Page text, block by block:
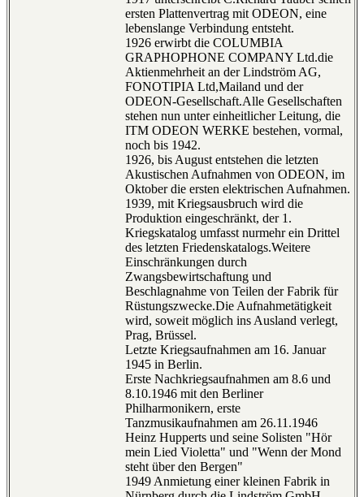
ersten Plattenvertrag mit ODEON, eine
lebenslange Verbindung entsteht.
1926 erwirbt die COLUMBIA
GRAPHOPHONE COMPANY Ltd.die
Aktienmehrheit an der Lindström AG,
FONOTIPIA Ltd,Mailand und der
ODEON-Gesellschaft.Alle Gesellschaften
stehen nun unter einheitlicher Leitung, die
ITM ODEON WERKE bestehen, vormal,
noch bis 1942.
1926, bis August entstehen die letzten
Akustischen Aufnahmen von ODEON, im
Oktober die ersten elektrischen Aufnahmen.
1939, mit Kriegsausbruch wird die
Produktion eingeschränkt, der 1.
Kriegskatalog umfasst nurmehr ein Drittel
des letzten Friedenskatalogs.Weitere
Einschränkungen durch
Zwangsbewirtschaftung und
Beschlagnahme von Teilen der Fabrik für
Rüstungszwecke.Die Aufnahmetätigkeit
wird, soweit möglich ins Ausland verlegt,
Prag, Brüssel.
Letzte Kriegsaufnahmen am 16. Januar
1945 in Berlin.
Erste Nachkriegsaufnahmen am 8.6 und
8.10.1946 mit den Berliner
Philharmonikern, erste
Tanzmusikaufnahmen am 26.11.1946
Heinz Hupperts und seine Solisten "Hör
mein Lied Violetta" und "Wenn der Mond
steht über den Bergen"
1949 Anmietung einer kleinen Fabrik in